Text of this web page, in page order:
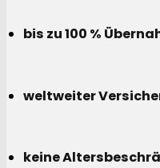
bis zu 100 %
weltweiter
keine